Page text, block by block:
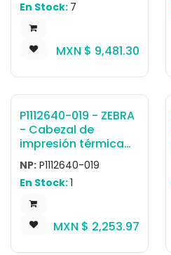
impresión 203 dpi,
ZT420, ZT421
En Stock: 7
MXN $ 9,481.30
P1112640-019 - ZEBRA
- Cabezal de
impresión térmica
directa Kit, 203 dpi
Cabezal de
Impresión for
Standard Models,
NP: P1112640-019
En Stock:1
MXN $ 2,253.97